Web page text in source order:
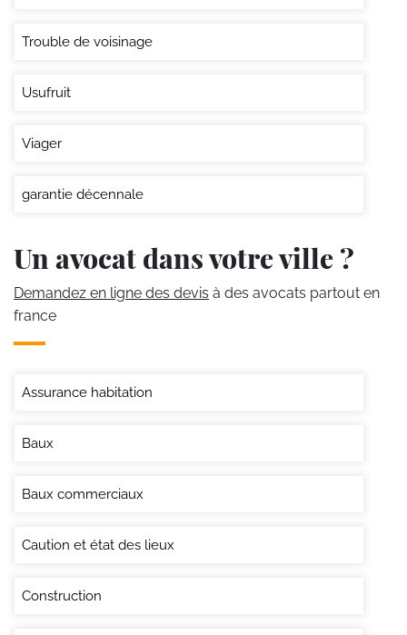
Trouble de voisinage
Usufruit
Viager
garantie décennale
Un avocat dans votre ville ?
Demandez en ligne des devis à des avocats partout en
france
Assurance habitation
Baux
Baux commerciaux
Caution et état des lieux
Construction